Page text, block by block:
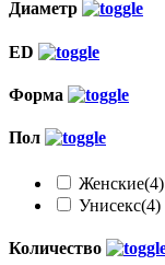
Диаметр
ED
Форма
Пол
Женские(4)
Унисекс(4)
Количество